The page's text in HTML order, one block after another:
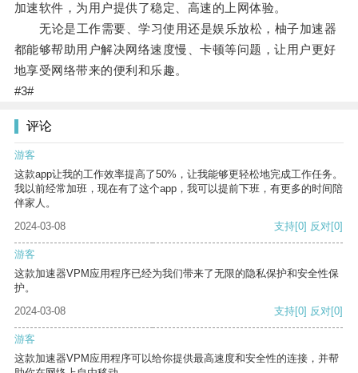
加速软件，为用户提供了稳定、高速的上网体验。
无论是工作需要、学习使用还是娱乐放松，柚子加速器
都能够帮助用户解决网络速度慢、卡顿等问题，让用户更好
地享受网络带来的便利和乐趣。
#3#
评论
游客
这款app让我的工作效率提高了50%，让我能够更轻松地完成工作任务。
我以前经常加班，现在有了这个app，我可以提前下班，有更多的时间陪
伴家人。
2024-03-08
支持[0] 反对[0]
游客
这款加速器VPM应用程序已经为我们带来了无限的隐私保护和安全性保
护。
2024-03-08
支持[0] 反对[0]
游客
这款加速器VPM应用程序可以给你提供最高速度和安全性的连接，并帮